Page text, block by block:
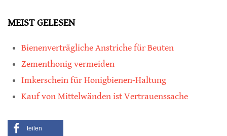
MEIST GELESEN
Bienenverträgliche Anstriche für Beuten
Zementhonig vermeiden
Imkerschein für Honigbienen-Haltung
Kauf von Mittelwänden ist Vertrauenssache
teilen